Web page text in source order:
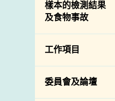
樣本的檢測結果
及食物事故
工作項目
降低膳食中的鈉
糖
委員會及論壇